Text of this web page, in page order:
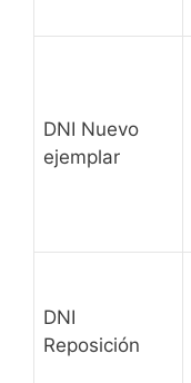
DNI Nuevo
ejemplar
DNI
Reposición